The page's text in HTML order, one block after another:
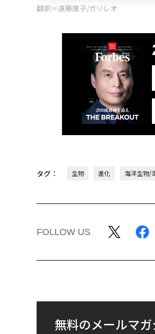
翻訳＝遠藤康子/ガリレオ
タグ： 生物 進化 海洋生物/
FOLLOW US
無料のメールマ